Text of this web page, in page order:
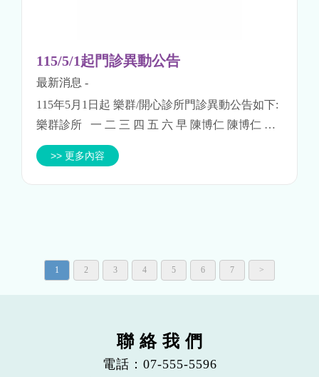
115/5/1起門診異動公告
最新消息 -
115年5月1日起 樂群/開心診所門診異動公告如下:
樂群診所 一 二 三 四 五 六 早 陳博仁 陳博仁 陳
>> 更多內容
1 2 3 4 5 6 7 >
聯 絡 我 們
電話： 07-555-5596